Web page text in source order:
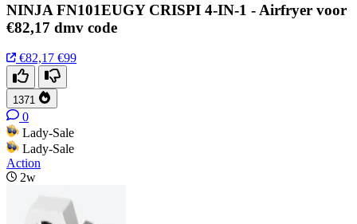
NINJA FN101EUGY CRISPI 4-IN-1 - Airfryer voor
€82,17 dmv code
€82,17 €99
1371
0
Lady-Sale
Lady-Sale
Action
2w